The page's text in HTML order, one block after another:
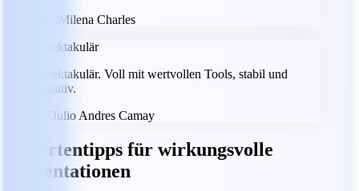
Milena Charles
Spektakulär
Spektakulär. Voll mit wertvollen Tools, stabil und
intuitiv.
Julio Andres Camay
Expertentipps für wirkungsvolle
Präsentationen